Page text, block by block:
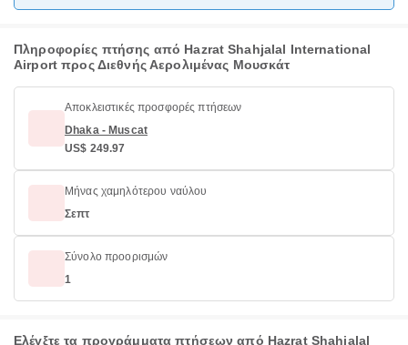
Πληροφορίες πτήσης από Hazrat Shahjalal International
Airport προς Διεθνής Αερολιμένας Μουσκάτ
Αποκλειστικές προσφορές πτήσεων
Dhaka - Muscat
US$ 249.97
Μήνας χαμηλότερου ναύλου
Σεπτ
Σύνολο προορισμών
1
Ελέγξτε τα προγράμματα πτήσεων από Hazrat Shahjalal